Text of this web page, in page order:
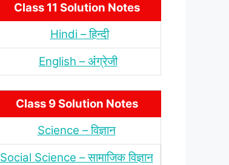
Class 11 Solution Notes
Hindi – हिन्‍दी
English – अंंग्रेजी
Class 9 Solution Notes
Science – विज्ञान
Social Science – सामाजिक विज्ञान